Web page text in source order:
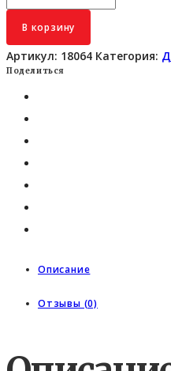
В корзину
Артикул: 18064 Категория:
Поделиться
Описание
Отзывы (0)